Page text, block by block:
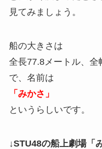
見てみましょう。
船の大きさは
全長77.8メートル、全
で、名前は
「みかさ」
というらしいです。
↓STU48の船上劇場「